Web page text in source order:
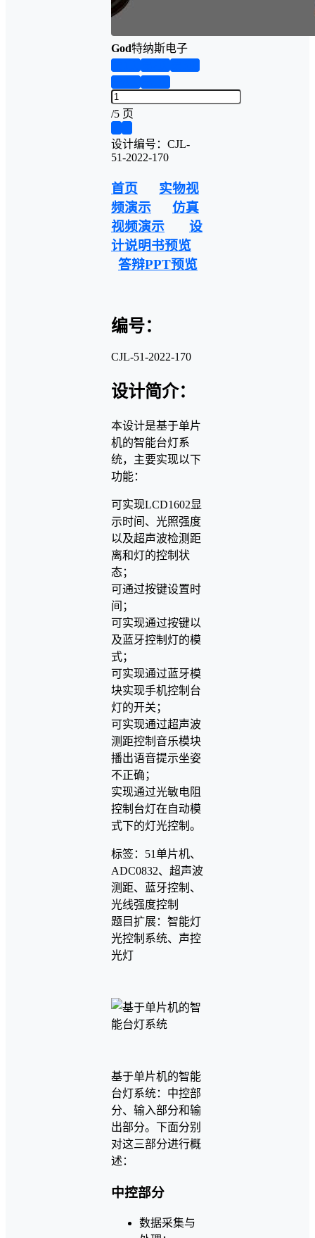
God特纳斯电子
/5 页
设计编号：CJL-
51-2022-170
首页
实物视
频演示
仿真
视频演示
设
计说明书预览
答辩PPT预览
编号：
CJL-51-2022-170
设计简介：
本设计是基于单片
机的智能台灯系
统，主要实现以下
功能：
可实现LCD1602显
示时间、光照强度
以及超声波检测距
离和灯的控制状
态；
可通过按键设置时
间；
可实现通过按键以
及蓝牙控制灯的模
式；
可实现通过蓝牙模
块实现手机控制台
灯的开关；
可实现通过超声波
测距控制音乐模块
播出语音提示坐姿
不正确；
实现通过光敏电阻
控制台灯在自动模
式下的灯光控制。
标签：51单片机、
ADC0832、超声波
测距、蓝牙控制、
光线强度控制
题目扩展：智能灯
光控制系统、声控
光灯
基于单片机的智能
台灯系统：中控部
分、输入部分和输
出部分。下面分别
对这三部分进行概
述：
中控部分
数据采集与